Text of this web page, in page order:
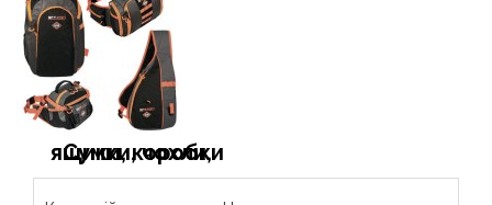
Сумки, чохли, ящики, коробки